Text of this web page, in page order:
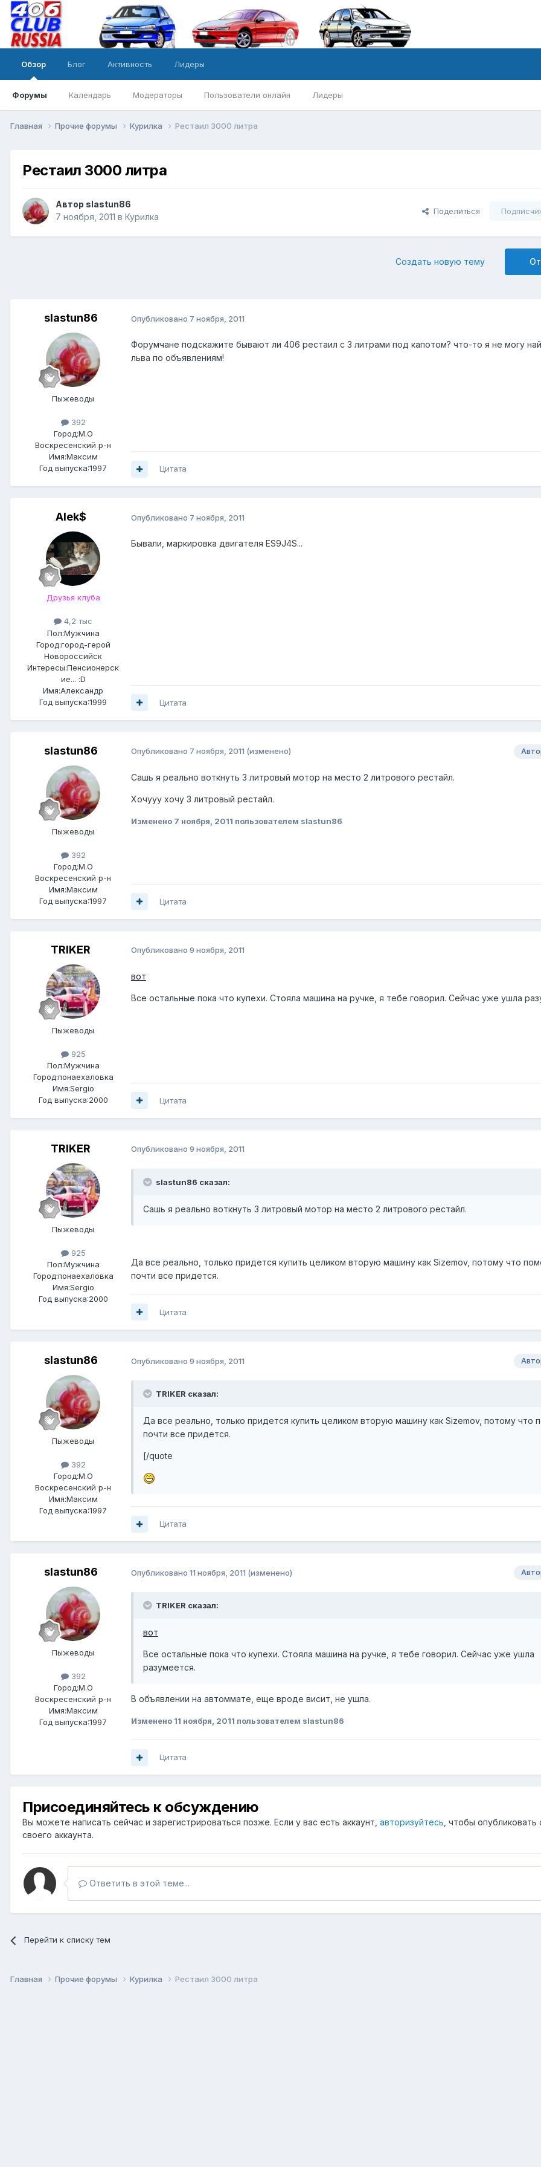
Обзор
Форумы Календарь Модераторы Пользователи онлайн Лидеры
Блог Активность Лидеры
Главная Прочие форумы Курилка Рестаил 3000 литра
Рестаил 3000 литра
Автор slastun86
7 ноября, 2011 в Курилка
Поделиться
Создать новую тему
slastun86
Пыжеводы
392
Город:М.О
Воскресенский р-н
Имя:Максим
Год выпуска:1997
Опубликовано 7 ноября, 2011
Форумчане подскажите бывают ли 406 рестаил с 3 литрами под капотом? что-то я не могу
льва по объявлениям!
Цитата
Alek$
Друзья клуба
4,2 тыс
Пол:Мужчина
Город:город-герой
Новороссийск
Интересы:Пенсионерск
ие... :D
Имя:Александр
Год выпуска:1999
Опубликовано 7 ноября, 2011
Бывали, маркировка двигателя ES9J4S...
Цитата
slastun86
Пыжеводы
392
Город:М.О
Воскресенский р-н
Имя:Максим
Год выпуска:1997
Опубликовано 7 ноября, 2011 (изменено)
Сашь я реально воткнуть 3 литровый мотор на место 2 литрового рестайл.
Хочууу хочу 3 литровый рестайл.
Изменено 7 ноября, 2011 пользователем slastun86
Цитата
TRIKER
Пыжеводы
925
Пол:Мужчина
Город:понаехаловка
Имя:Sergio
Год выпуска:2000
Опубликовано 9 ноября, 2011
вот
Все остальные пока что купехи. Стояла машина на ручке, я тебе говорил. Сейчас уже ушла
Цитата
TRIKER
Пыжеводы
925
Пол:Мужчина
Город:понаехаловка
Имя:Sergio
Год выпуска:2000
Опубликовано 9 ноября, 2011
slastun86 сказал:
Сашь я реально воткнуть 3 литровый мотор на место 2 литрового рестайл.
Да все реально, только придется купить целиком вторую машину как Sizemov, потому что
почти все придется.
Цитата
slastun86
Пыжеводы
392
Город:М.О
Воскресенский р-н
Имя:Максим
Год выпуска:1997
Опубликовано 9 ноября, 2011
TRIKER сказал:
Да все реально, только придется купить целиком вторую машину как Sizemov, потому что
почти все придется.
[/quote
Цитата
slastun86
Пыжеводы
392
Город:М.О
Воскресенский р-н
Имя:Максим
Год выпуска:1997
Опубликовано 11 ноября, 2011 (изменено)
TRIKER сказал:
вот
Все остальные пока что купехи. Стояла машина на ручке, я тебе говорил. Сейчас уже ушла
разумеется.
В объявлении на автоммате, еще вроде висит, не ушла.
Изменено 11 ноября, 2011 пользователем slastun86
Цитата
Присоединяйтесь к обсуждению
Вы можете написать сейчас и зарегистрироваться позже. Если у вас есть аккаунт, авторизуйтесь , чтобы опубликовать
своего аккаунта.
Ответить в этой теме...
Перейти к списку тем
Главная Прочие форумы Курилка Рестаил 3000 литра